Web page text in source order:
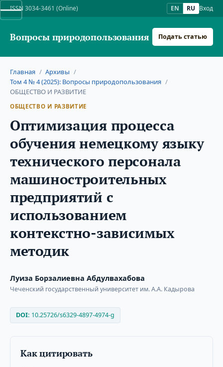
ISSN 3034-3461 (Online) EN RU Вход
Вопросы природопользования Подать статью
Главная / Архивы /
Том 4 № 4 (2025): Вопросы природопользования /
ОБЩЕСТВО И РАЗВИТИЕ
ОБЩЕСТВО И РАЗВИТИЕ
Оптимизация процесса
обучения немецкому языку
технического персонала
машиностроительных
предприятий с
использованием
контекстно-зависимых
методик
Луиза Борзалиевна Абдулвахабова
Чеченский государственный университет им. А.А. Кадырова
DOI: 10.25726/s6329-4897-4974-g
Как цитировать